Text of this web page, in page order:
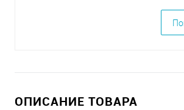
ОПИСАНИЕ ТОВАРА